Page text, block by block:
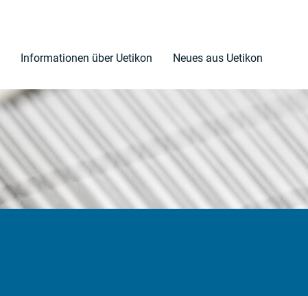
Informationen über Uetikon
Neues aus Uetikon